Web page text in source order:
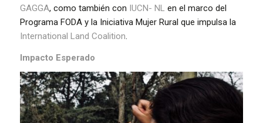
GAGGA, como también con IUCN- NL en el marco del
Programa FODA y la Iniciativa Mujer Rural que impulsa la
International Land Coalition.
Impacto Esperado